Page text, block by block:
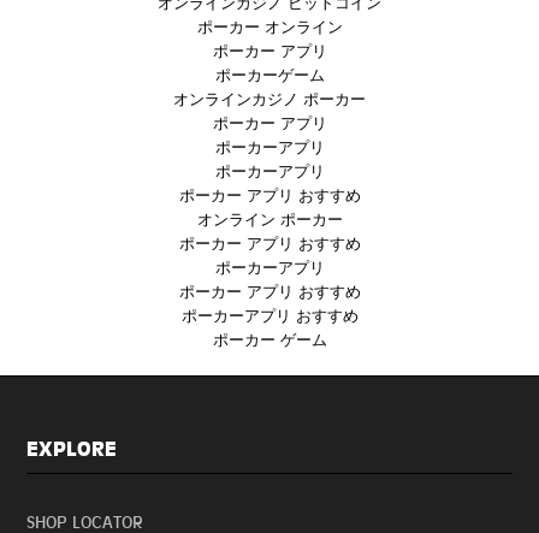
ポーカー オンライン
ポーカー アプリ
ポーカーゲーム
オンラインカジノ ポーカー
ポーカー アプリ
ポーカーアプリ
ポーカーアプリ
ポーカー アプリ おすすめ
オンライン ポーカー
ポーカー アプリ おすすめ
ポーカーアプリ
ポーカー アプリ おすすめ
ポーカーアプリ おすすめ
ポーカー ゲーム
EXPLORE
SHOP LOCATOR